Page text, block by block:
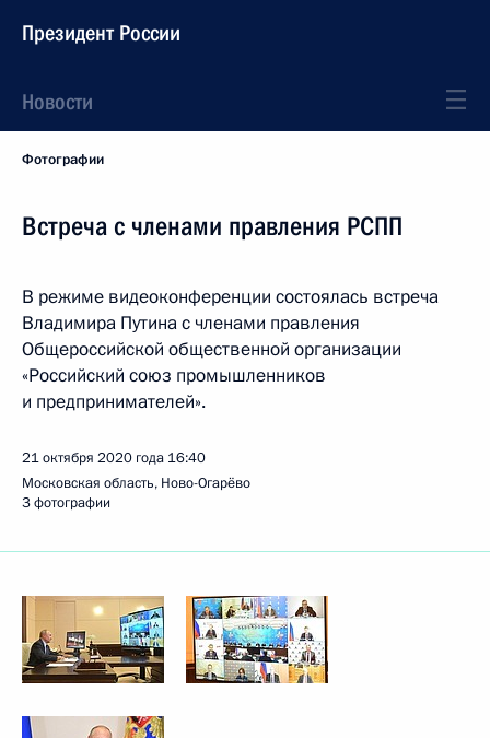
Президент России
Новости
Фотографии
Встреча с членами правления РСПП
В режиме видеоконференции состоялась встреча
Владимира Путина с членами правления
Общероссийской общественной организации
«Российский союз промышленников
и предпринимателей».
21 октября 2020 года 16:40
Московская область, Ново-Огарёво
3 фотографии